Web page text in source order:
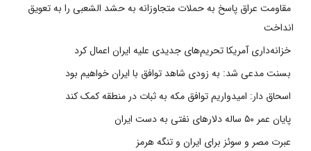
مقاومت عراق پاسخ به حملات متجاوزانه به حشد الشعبی را به تعویق
انداخت
خزانه‌داری آمریکا تحریم‌های جدیدی علیه ایران اعمال کرد
بسنت مدعی شد: به زودی شاهد توافق با ایران خواهیم بود
اسحاق دار: امیدواریم توافق مکه به ثبات در منطقه کمک کند
پایان عمر ۵۰ ساله دلارهای نفتی به دست ایران
عبرت مصر و سوئز برای ایران و تنگه هرمز